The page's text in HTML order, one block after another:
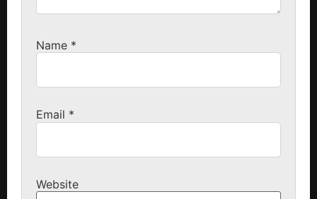
Name *
Email *
Website